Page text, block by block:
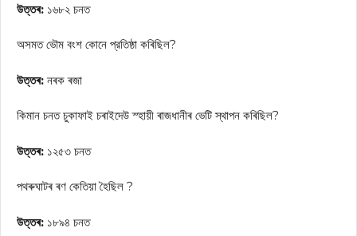
উত্তৰ: ১৬৮২ চনত
অসমত ভৌম বংশ কোনে প্রতিষ্ঠা কৰিছিল?
উত্তৰ: নৰক ৰজা
কিমান চনত চুকাফাই চৰাইদেউ স্হায়ী ৰাজধানীৰ ভেটি স্থাপন কৰিছিল?
উত্তৰ: ১২৫৩ চনত
পথৰুঘাটৰ ৰণ কেতিয়া হৈছিল ?
উত্তৰ: ১৮৯৪ চনত